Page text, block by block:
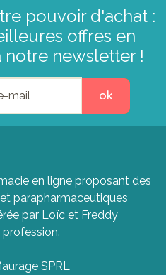
pouvoir d'achat :
offres en
notre newsletter !
ok
en ligne proposant des
parapharmaceutiques
par Loïc et Freddy
SPRL